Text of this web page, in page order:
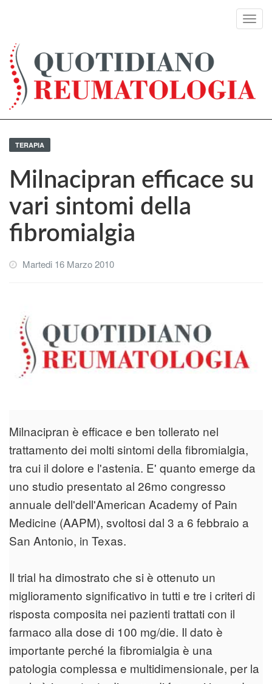
TERAPIA
Milnacipran efficace su
vari sintomi della
fibromialgia
Martedi 16 Marzo 2010
Milnacipran è efficace e ben tollerato nel
trattamento dei molti sintomi della fibromialgia,
tra cui il dolore e l'astenia. E' quanto emerge da
uno studio presentato al 26mo congresso
annuale dell'dell'American Academy of Pain
Medicine (AAPM), svoltosi dal 3 a 6 febbraio a
San Antonio, in Texas.
Il trial ha dimostrato che si è ottenuto un
miglioramento significativo in tutti e tre i criteri di
risposta composita nei pazienti trattati con il
farmaco alla dose di 100 mg/die. Il dato è
importante perché la fibromialgia è una
patologia complessa e multidimensionale, per la